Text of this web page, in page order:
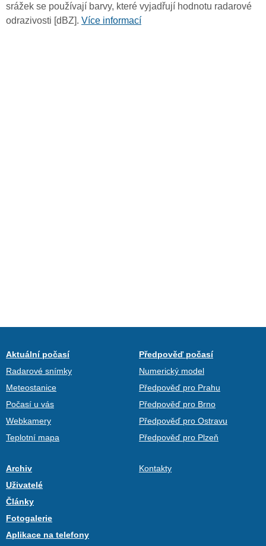
srážek se používají barvy, které vyjadřují hodnotu radarové
odrazivosti [dBZ]. Více informací
Aktuální počasí
Radarové snímky
Meteostanice
Počasí u vás
Webkamery
Teplotní mapa
Předpověď počasí
Numerický model
Předpověď pro Prahu
Předpověď pro Brno
Předpověď pro Ostravu
Předpověď pro Plzeň
Archiv
Uživatelé
Články
Fotogalerie
Aplikace na telefony
Kontakty